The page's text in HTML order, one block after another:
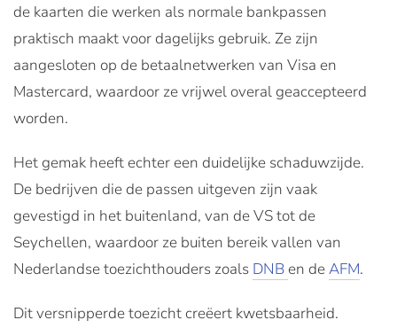
de kaarten die werken als normale bankpassen
praktisch maakt voor dagelijks gebruik. Ze zijn
aangesloten op de betaalnetwerken van Visa en
Mastercard, waardoor ze vrijwel overal geaccepteerd
worden.
Het gemak heeft echter een duidelijke schaduwzijde.
De bedrijven die de passen uitgeven zijn vaak
gevestigd in het buitenland, van de VS tot de
Seychellen, waardoor ze buiten bereik vallen van
Nederlandse toezichthouders zoals DNB en deAFM.
Dit versnipperde toezicht creëert kwetsbaarheid.